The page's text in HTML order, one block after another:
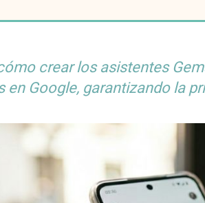
crear los asistentes
en Google, garantizando la